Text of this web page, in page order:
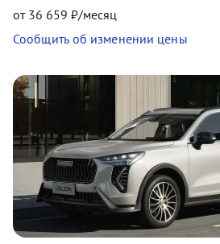
от 36 659 ₽/месяц
Сообщить об изменении цены